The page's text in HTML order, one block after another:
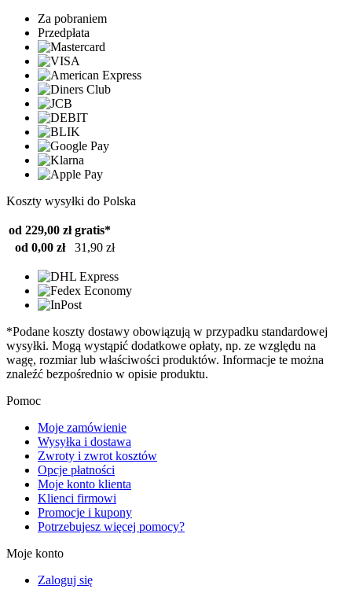
Za pobraniem
Przedpłata
Koszty wysyłki do Polska
od 229,00 zł gratis*
od 0,00 zł
31,90 zł
*Podane koszty dostawy obowiązują w przypadku standardowej
wysyłki. Mogą wystąpić dodatkowe opłaty, np. ze względu na
wagę, rozmiar lub właściwości produktów. Informacje te można
znaleźć bezpośrednio w opisie produktu.
Pomoc
Moje zamówienie
Wysyłka i dostawa
Zwroty i zwrot kosztów
Opcje płatności
Moje konto klienta
Klienci firmowi
Promocje i kupony
Potrzebujesz więcej pomocy?
Moje konto
Zaloguj się